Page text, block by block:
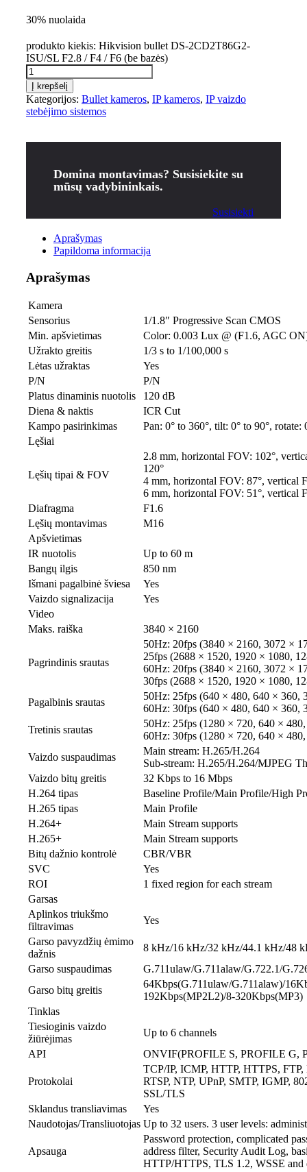
30% nuolaida
produkto kiekis: Hikvision bullet DS-2CD2T86G2-
ISU/SL F2.8 / F4 / F6 (be bazės)
Į krepšelį
Kategorijos: Bullet kameros, IP kameros, IP vaizdo
stebėjimo sistemos
Domina montavimas? Susisiekite su
mūsų vadybininkais.
Susisiekti
Aprašymas
Papildoma informacija
Aprašymas
Kamera
Sensorius
1/1.8″ Progressive Scan CMOS
Min. apšvietimas
Color: 0.003 Lux @ (F1.6, AGC
Užrakto greitis
1/3 s to 1/100,000 s
Lėtas užraktas
Yes
P/N
P/N
Platus dinaminis nuotolis
120 dB
Diena & naktis
ICR Cut
Kampo pasirinkimas
Pan: 0° to 360°, tilt: 0° to 90°, rotate:
Lęšiai
Lęšių tipai & FOV
2.8 mm, horizontal FOV: 102°,
120°
4 mm, horizontal FOV: 87°, vertical
6 mm, horizontal FOV: 51°, vertical
Diafragma
F1.6
Lęšių montavimas
M16
Apšvietimas
IR nuotolis
Up to 60 m
Bangų ilgis
850 nm
Išmani pagalbinė šviesa
Yes
Vaizdo signalizacija
Yes
Video
Maks. raiška
3840 × 2160
Pagrindinis srautas
50Hz: 20fps (3840 × 2160, 3072 ×
25fps (2688 × 1520, 1920 × 1080,
60Hz: 20fps (3840 × 2160, 3072 ×
30fps (2688 × 1520, 1920 × 1080,
Pagalbinis srautas
50Hz: 25fps (640 × 480, 640 × 360,
60Hz: 30fps (640 × 480, 640 × 360,
Tretinis srautas
50Hz: 25fps (1280 × 720, 640 ×
60Hz: 30fps (1280 × 720, 640 ×
Vaizdo suspaudimas
Main stream: H.265/H.264
Sub-stream: H.265/H.264/MJPEG
Vaizdo bitų greitis
32 Kbps to 16 Mbps
H.264 tipas
Baseline Profile/Main Profile/High
H.265 tipas
Main Profile
H.264+
Main Stream supports
H.265+
Main Stream supports
Bitų dažnio kontrolė
CBR/VBR
SVC
Yes
ROI
1 fixed region for each stream
Garsas
Aplinkos triukšmo
filtravimas
Yes
Garso pavyzdžių ėmimo
dažnis
8 kHz/16 kHz/32 kHz/44.1 kHz/48
Garso suspaudimas
G.711ulaw/G.711alaw/G.722.1/
Garso bitų greitis
64Kbps(G.711ulaw/G.711alaw)/
192Kbps(MP2L2)/8-320Kbps(MP3)
Tinklas
Tiesioginis vaizdo
žiūrėjimas
Up to 6 channels
API
ONVIF(PROFILE S, PROFILE G,
Protokolai
TCP/IP, ICMP, HTTP, HTTPS,
RTSP, NTP, UPnP, SMTP, IGMP,
SSL/TLS
Sklandus transliavimas
Yes
Naudotojas/Transliuotojas Up to 32 users. 3 user levels:
Apsauga
Password protection, complicated
address filter, Security Audit Log,
HTTP/HTTPS, TLS 1.2, WSSE